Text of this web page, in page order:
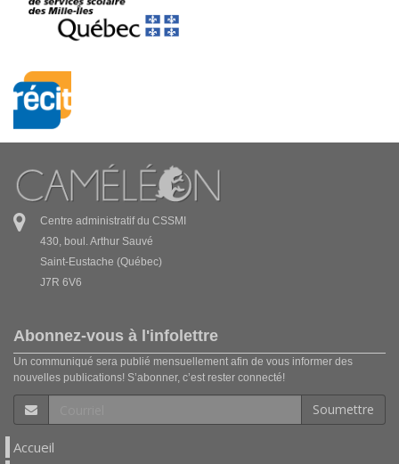
Centre administratif du CSSMI
430, boul. Arthur Sauvé
Saint-Eustache (Québec)
J7R 6V6
Abonnez-vous à l'infolettre
Un communiqué sera publié mensuellement afin de vous informer des
nouvelles publications! S’abonner, c’est rester connecté!
Soumettre
Accueil